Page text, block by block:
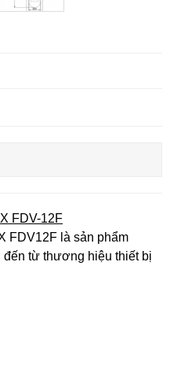
FDV-12F
FDV12F là sản phẩm
đến từ thương hiệu thiết bị